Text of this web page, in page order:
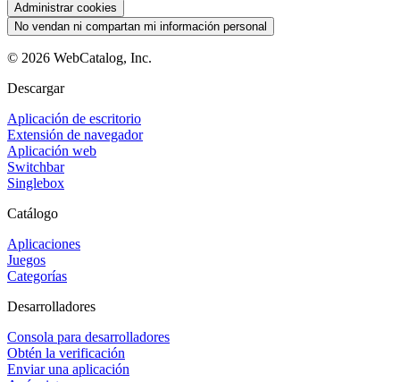
Administrar cookies
No vendan ni compartan mi información personal
© 2026 WebCatalog, Inc.
Descargar
Aplicación de escritorio
Extensión de navegador
Aplicación web
Switchbar
Singlebox
Catálogo
Aplicaciones
Juegos
Categorías
Desarrolladores
Consola para desarrolladores
Obtén la verificación
Enviar una aplicación